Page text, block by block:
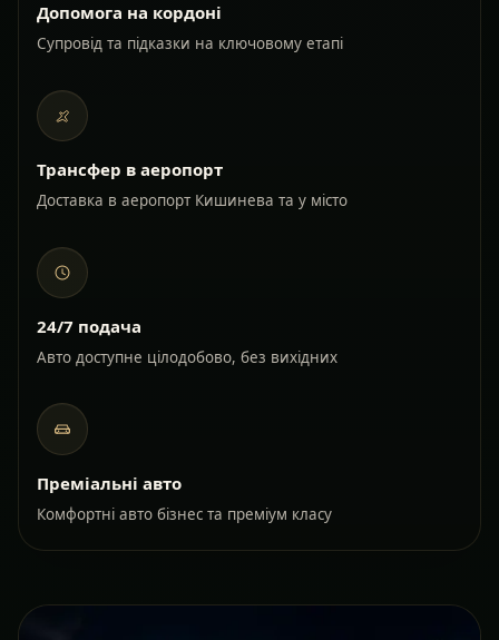
Допомога на кордоні
Супровід та підказки на ключовому етапі
Трансфер в аеропорт
Доставка в аеропорт Кишинева та у місто
24/7 подача
Авто доступне цілодобово, без вихідних
Преміальні авто
Комфортні авто бізнес та преміум класу